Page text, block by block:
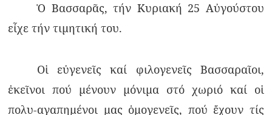
Ὁ Βασσαρᾶς, τήν Κυριακή 25 Αὐγούστου
εἶχε τήν τιμητική του.
Οἱ εὐγενεῖς καί φιλογενεῖς Βασσαραῖοι,
ἐκεῖνοι πού μένουν μόνιμα στό χωριό καί οἱ
πολυ-αγαπημένοι μας ὁμογενεῖς, πού ἔχουν τίς